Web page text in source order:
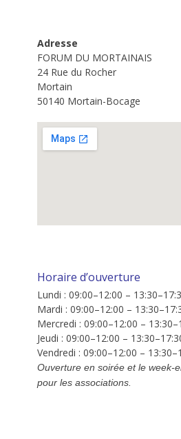
Adresse
FORUM DU MORTAINAIS
24 Rue du Rocher
Mortain
50140 Mortain-Bocage
Horaire d’ouverture
Lundi : 09:00–12:00 –
Mardi : 09:00–12:00 –
Mercredi : 09:00–12:00 –
Jeudi : 09:00–12:00 –
Vendredi : 09:00–12:00 –
Ouverture en soirée et le week-
pour les associations.